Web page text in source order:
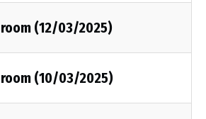
(12/03/2025)
(10/03/2025)